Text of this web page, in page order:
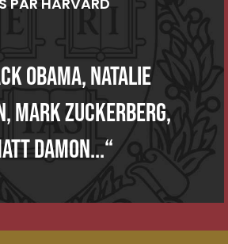
Obama, Natalie
Mark Zuckerberg,
Damon...“